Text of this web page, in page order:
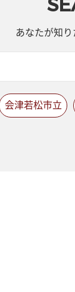
あなたが知
会津若松市立